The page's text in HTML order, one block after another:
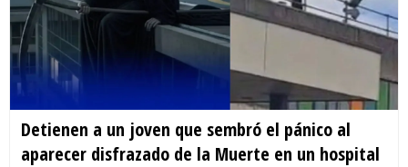
Detienen a un joven que sembró el pánico al
aparecer disfrazado de la Muerte en un hospital